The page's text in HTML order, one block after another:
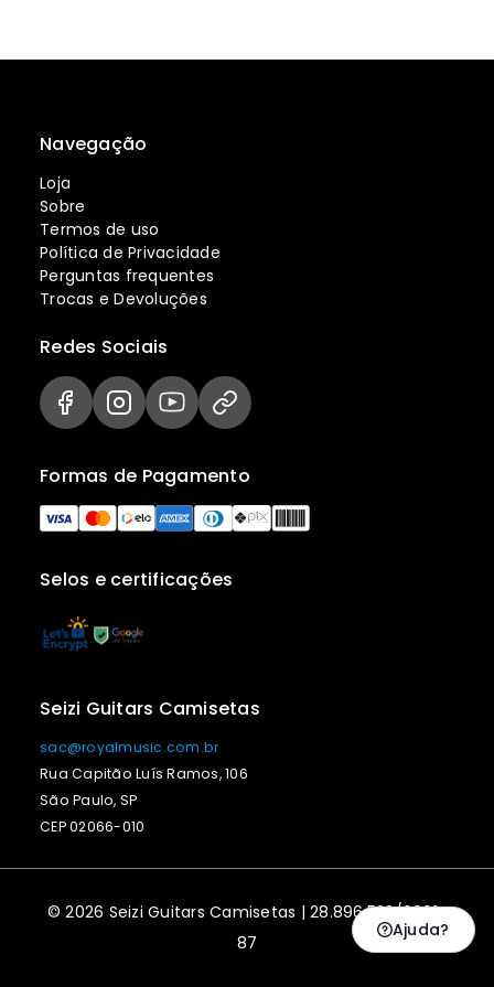
Navegação
Loja
Sobre
Termos de uso
Política de Privacidade
Perguntas frequentes
Trocas e Devoluções
Selos e certificações
Formas de Pagamento
Redes Sociais
Seizi Guitars Camisetas
sac@royalmusic.com.br
Rua Capitão Luís Ramos, 106
São Paulo, SP
CEP 02066-010
© 2026 Seizi Guitars Camisetas | 28.896.523/0001-
87
Ajuda?